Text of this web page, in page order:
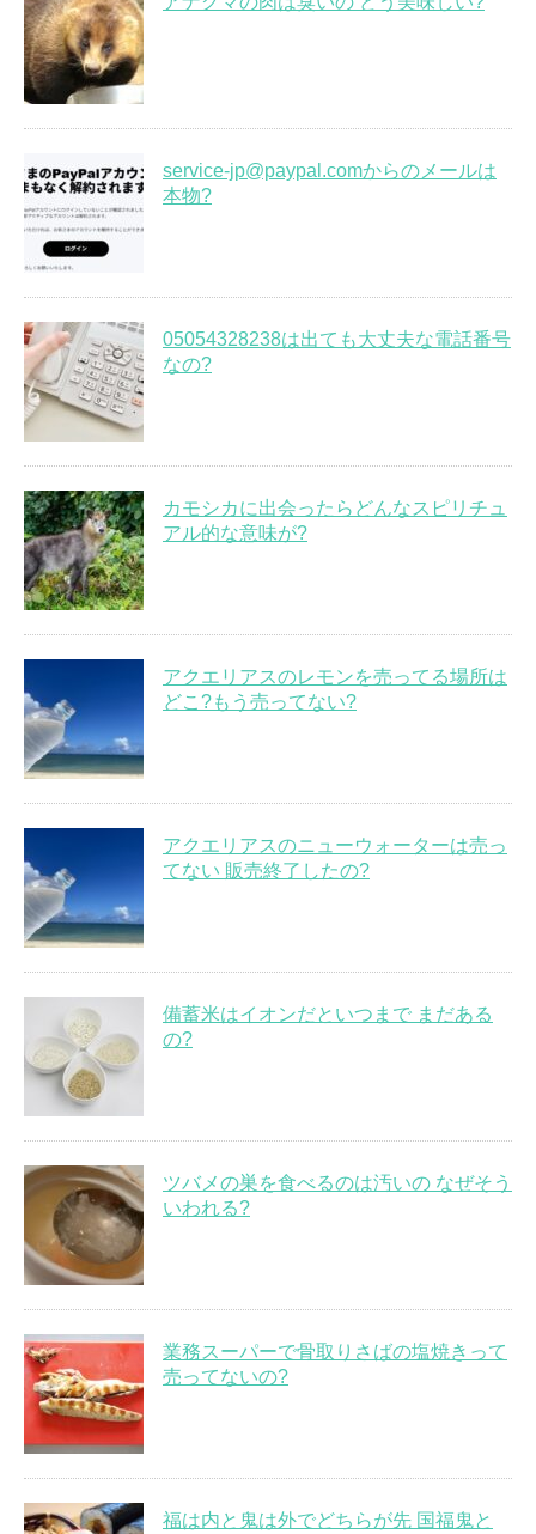
service-jp@paypal.comからのメールは
本物?
05054328238は出ても大丈夫な電話番号
なの?
カモシカに出会ったらどんなスピリチュ
アル的な意味が?
アクエリアスのレモンを売ってる場所は
どこ?もう売ってない?
アクエリアスのニューウォーターは売っ
てない 販売終了したの?
備蓄米はイオンだといつまで まだある
の?
ツバメの巣を食べるのは汚いの なぜそう
いわれる?
業務スーパーで骨取りさばの塩焼きって
売ってないの?
福は内と鬼は外でどちらが先 国福鬼と